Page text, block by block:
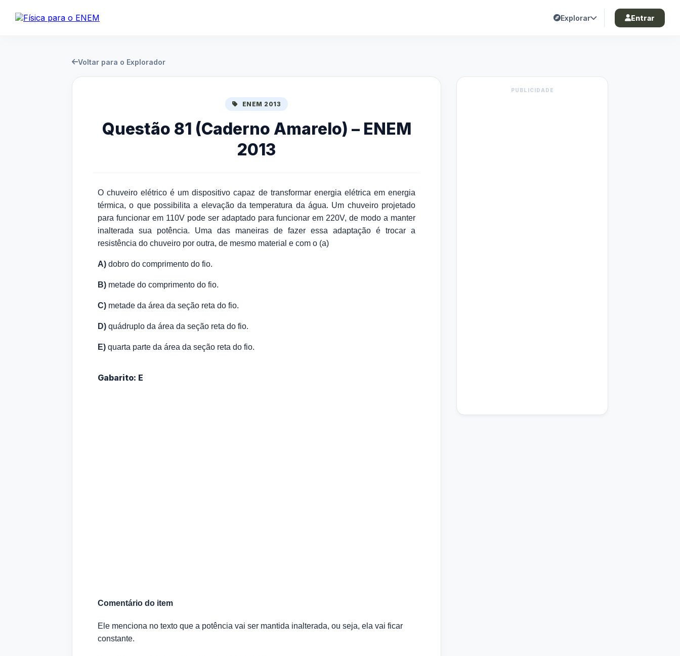
Explorar Entrar
Voltar para o Explorador
ENEM 2013
Questão 81 (Caderno Amarelo) – ENEM
2013
O chuveiro elétrico é um dispositivo capaz de transformar energia elétrica em energia
térmica, o que possibilita a elevação da temperatura da água. Um chuveiro projetado
para funcionar em 110V pode ser adaptado para funcionar em 220V, de modo a manter
inalterada sua potência. Uma das maneiras de fazer essa adaptação é trocar a
resistência do chuveiro por outra, de mesmo material e com o (a)
A) dobro do comprimento do fio.
B) metade do comprimento do fio.
C) metade da área da seção reta do fio.
D) quádruplo da área da seção reta do fio.
E) quarta parte da área da seção reta do fio.
Gabarito: E
Comentário do item
Ele menciona no texto que a potência vai ser mantida inalterada, ou seja, ela vai ficar
constante.
PUBLICIDADE